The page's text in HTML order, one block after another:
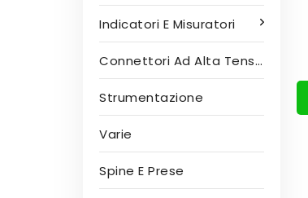
Indicatori E Misuratori
Connettori Ad Alta Tensione
Strumentazione
Varie
Spine E Prese